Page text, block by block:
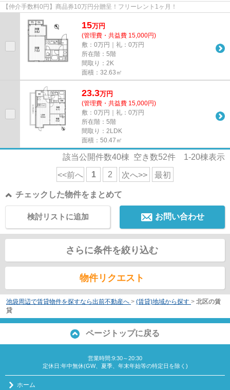
【仲介手数料0円】商品券10万円分贈呈！フリーレント1ヶ月！
15万円
(管理費・共益費 15,000円)
敷：0万円｜礼：0万円
所在階：5階
間取り：2K
面積：32.63㎡
23.3万円
(管理費・共益費 15,000円)
敷：0万円｜礼：0万円
所在階：5階
間取り：2LDK
面積：50.47㎡
該当公開件数40棟 空き数52件 1-20棟表示
<<前へ 1 2 次へ>> 最初
チェックした物件をまとめて
お問い合わせ
検討リストに追加
さらに条件を絞り込む
物件リクエスト
池袋周辺で賃貸物件を探すなら出前不動産へ > (賃貸)地域から探す > 北区の賃
貸
ページトップに戻る
営業時間:9:30～20:30
定休日:年中無休(GW、夏季、年末年始等の特定日を除く)
ホーム